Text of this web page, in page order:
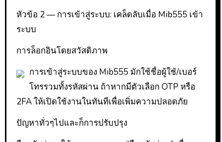
หัวข้อ 2 — การเข้าสู่ระบบ: เคล็ดลับเมื่อ Mib555 เข้า
ระบบ
การล็อกอินโดยสวัสดิภาพ
การเข้าสู่ระบบของ Mib555 มักใช้ชื่อผู้ใช้/เบอร์
โทรรวมทั้งรหัสผ่าน ถ้าหากมีตัวเลือก OTP หรือ
2FA ให้เปิดใช้งานในทันทีเพื่อเพิ่มความปลอดภัย
ปัญหาทั่วๆไปและก็การปรับปรุง